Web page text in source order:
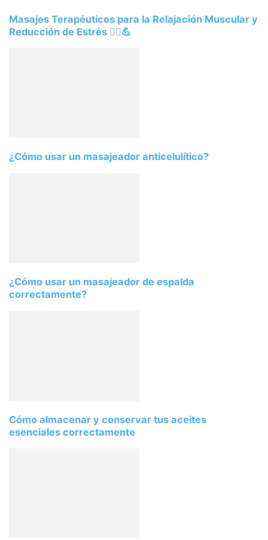
Masajes Terapéuticos para la Relajación Muscular y
Reducción de Estrés 💆‍♀️💪
¿Cómo usar un masajeador anticelulítico?
¿Cómo usar un masajeador de espalda
correctamente?
Cómo almacenar y conservar tus aceites
esenciales correctamente